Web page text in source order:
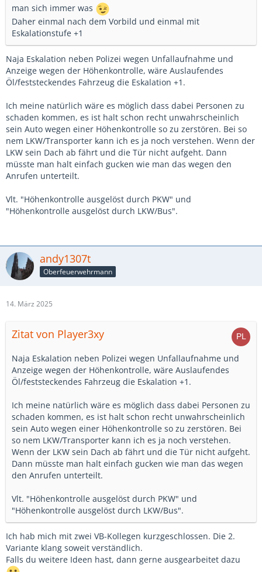
man sich immer was
Daher einmal nach dem Vorbild und einmal mit
Eskalationstufe +1
Naja Eskalation neben Polizei wegen Unfallaufnahme und
Anzeige wegen der Höhenkontrolle, wäre Auslaufendes
Öl/feststeckendes Fahrzeug die Eskalation +1.
Ich meine natürlich wäre es möglich dass dabei Personen zu
schaden kommen, es ist halt schon recht unwahrscheinlich
sein Auto wegen einer Höhenkontrolle so zu zerstören. Bei so
nem LKW/Transporter kann ich es ja noch verstehen. Wenn der
LKW sein Dach ab fährt und die Tür nicht aufgeht. Dann
müsste man halt einfach gucken wie man das wegen den
Anrufen unterteilt.
Vlt. "Höhenkontrolle ausgelöst durch PKW" und
"Höhenkontrolle ausgelöst durch LKW/Bus".
andy1307t
Oberfeuerwehrmann
14. März 2025
Zitat von Player3xy
Naja Eskalation neben Polizei wegen Unfallaufnahme und
Anzeige wegen der Höhenkontrolle, wäre Auslaufendes
Öl/feststeckendes Fahrzeug die Eskalation +1.
Ich meine natürlich wäre es möglich dass dabei Personen zu
schaden kommen, es ist halt schon recht unwahrscheinlich
sein Auto wegen einer Höhenkontrolle so zu zerstören. Bei
so nem LKW/Transporter kann ich es ja noch verstehen.
Wenn der LKW sein Dach ab fährt und die Tür nicht aufgeht.
Dann müsste man halt einfach gucken wie man das wegen
den Anrufen unterteilt.
Vlt. "Höhenkontrolle ausgelöst durch PKW" und
"Höhenkontrolle ausgelöst durch LKW/Bus".
Ich hab mich mit zwei VB-Kollegen kurzgeschlossen. Die 2.
Variante klang soweit verständlich.
Falls du weitere Ideen hast, dann gerne ausgearbeitet dazu